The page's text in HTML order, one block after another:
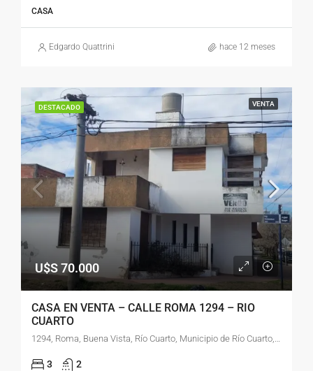
CASA
Edgardo Quattrini hace 12 meses
DESTACADO VENTA
U$S 70.000
CASA EN VENTA – CALLE ROMA 1294 – RIO
CUARTO
1294, Roma, Buena Vista, Río Cuarto, Municipio de Río Cuarto, Pedanía Río Cuarto, Departamento Río Cuarto, Provincia de Córdoba, X5800, Argentina
3 2